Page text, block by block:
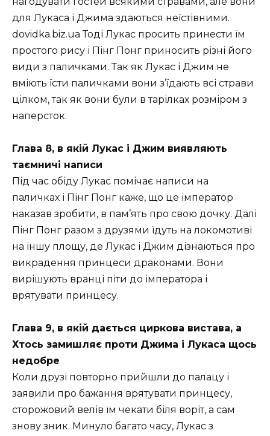
для Лукаса і Джима здаються неїстівними.
dovidka.biz.ua Тоді Лукас просить принести їм
простого рису і Пінг Понг приносить різні його
види з паличками. Так як Лукас і Джим не
вміють їсти паличками вони з’їдають всі страви
цілком, так як вони були в тарілках розміром з
наперсток.
Глава 8, в якій Лукас і Джим виявляють
таємничі написи
Під час обіду Лукас помічає написи на
паличках і Пінг Понг каже, що це імператор
наказав зробити, в пам’ять про свою дочку. Далі
Пінг Понг разом з друзями їдуть на локомотиві
на іншу площу, де Лукас і Джим дізнаються про
викрадення принцеси драконами. Вони
вирішують вранці піти до імператора і
врятувати принцесу.
Глава 9, в якій дається циркова вистава, а
Хтось замишляє проти Джима і Лукаса щось
недобре
Коли друзі повторно прийшли до палацу і
заявили про бажання врятувати принцесу,
сторожовий велів їм чекати біля воріт, а сам
знову зник. Минуло багато часу, Лукас з